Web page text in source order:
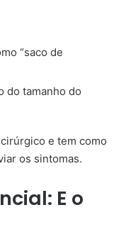
“saco de
do tamanho do
e tem como
os sintomas.
E o